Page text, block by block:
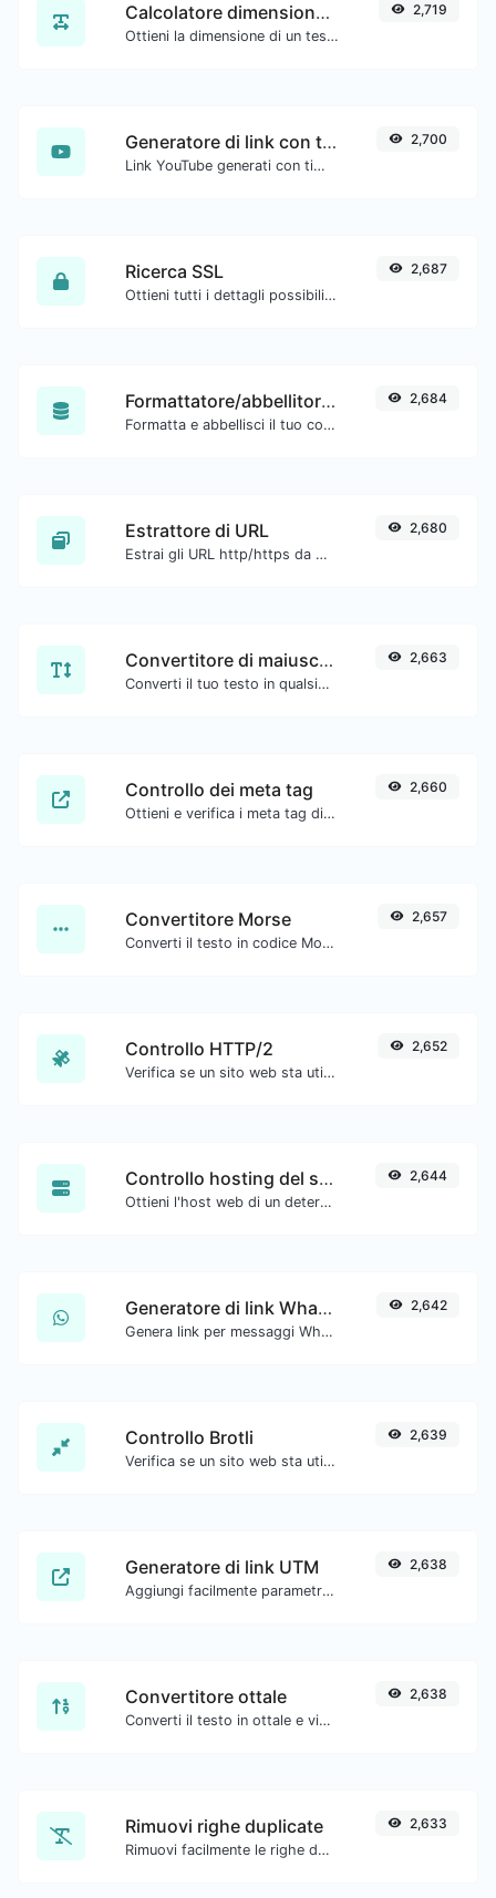
Calcolatore dimensione testo
Ottieni la dimensione di un testo in Byte (B), Kilobyte (KB) o Megabyte (MB).
2,719
Generatore di link con timestamp di YouTube
Link YouTube generati con timestamp di inizio esatto, utili per gli utenti mobili.
2,700
Ricerca SSL
Ottieni tutti i dettagli possibili su un certificato SSL.
2,687
Formattatore/abbellitore SQL
Formatta e abbellisci il tuo codice SQL con facilità.
2,684
Estrattore di URL
Estrai gli URL http/https da qualsiasi tipo di contenuto testuale.
2,680
Convertitore di maiuscole/minuscole
Converti il tuo testo in qualsiasi tipo di formato, come minuscolo, MAIUSCOLO, camelCase...etc.
2,663
Controllo dei meta tag
Ottieni e verifica i meta tag di qualsiasi sito web.
2,660
Convertitore Morse
Converti il testo in codice Morse e viceversa per qualsiasi stringa di input.
2,657
Controllo HTTP/2
Verifica se un sito web sta utilizzando il nuovo protocollo HTTP/2.
2,652
Controllo hosting del sito web
Ottieni l'host web di un determinato sito web.
2,644
Generatore di link WhatsApp
Genera link per messaggi WhatsApp con facilità.
2,642
Controllo Brotli
Verifica se un sito web sta utilizzando l'algoritmo di compressione Brotli.
2,639
Generatore di link UTM
Aggiungi facilmente parametri UTM validi e genera un link tracciabile UTM.
2,638
Convertitore ottale
Converti il testo in ottale e viceversa per qualsiasi input di stringa.
2,638
Rimuovi righe duplicate
Rimuovi facilmente le righe duplicate da un testo.
2,633